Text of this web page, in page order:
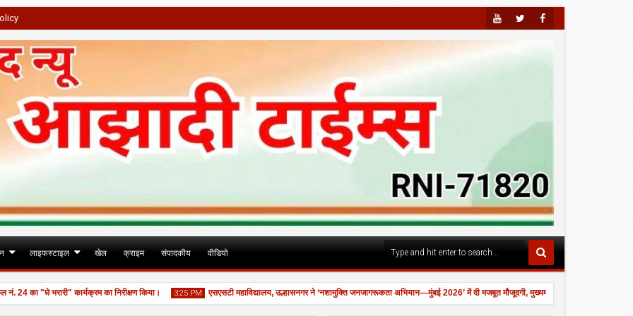
Youtu
लाइफस्टाइल खेल क्राइम संपादकीय वीडियो
"घे भरारी" कार्यक्रम का निरीक्षण किया। 3:25 PM एसएसटी महाविद्यालय, उल्हासनगर ने ‘नशामुक्ति जनजागरूकता अभियान—मुंबई 2026’ में दी मजबूत मौजूदगी, मुख्यमंत्री देवेंद्र फडणवीस की